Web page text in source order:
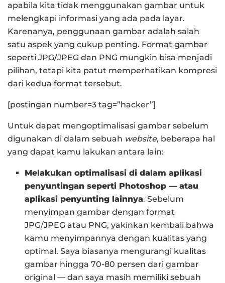
apabila kita tidak menggunakan gambar untuk
melengkapi informasi yang ada pada layar.
Karenanya, penggunaan gambar adalah salah
satu aspek yang cukup penting. Format gambar
seperti JPG/JPEG dan PNG mungkin bisa menjadi
pilihan, tetapi kita patut memperhatikan kompresi
dari kedua format tersebut.
[postingan number=3 tag=”hacker”]
Untuk dapat mengoptimalisasi gambar sebelum
digunakan di dalam sebuah website, beberapa hal
yang dapat kamu lakukan antara lain:
Melakukan optimalisasi di dalam aplikasi
penyuntingan seperti Photoshop — atau
aplikasi penyunting lainnya. Sebelum
menyimpan gambar dengan format
JPG/JPEG atau PNG, yakinkan kembali bahwa
kamu menyimpannya dengan kualitas yang
optimal. Saya biasanya mengurangi kualitas
gambar hingga 70-80 persen dari gambar
original — dan saya masih memiliki sebuah